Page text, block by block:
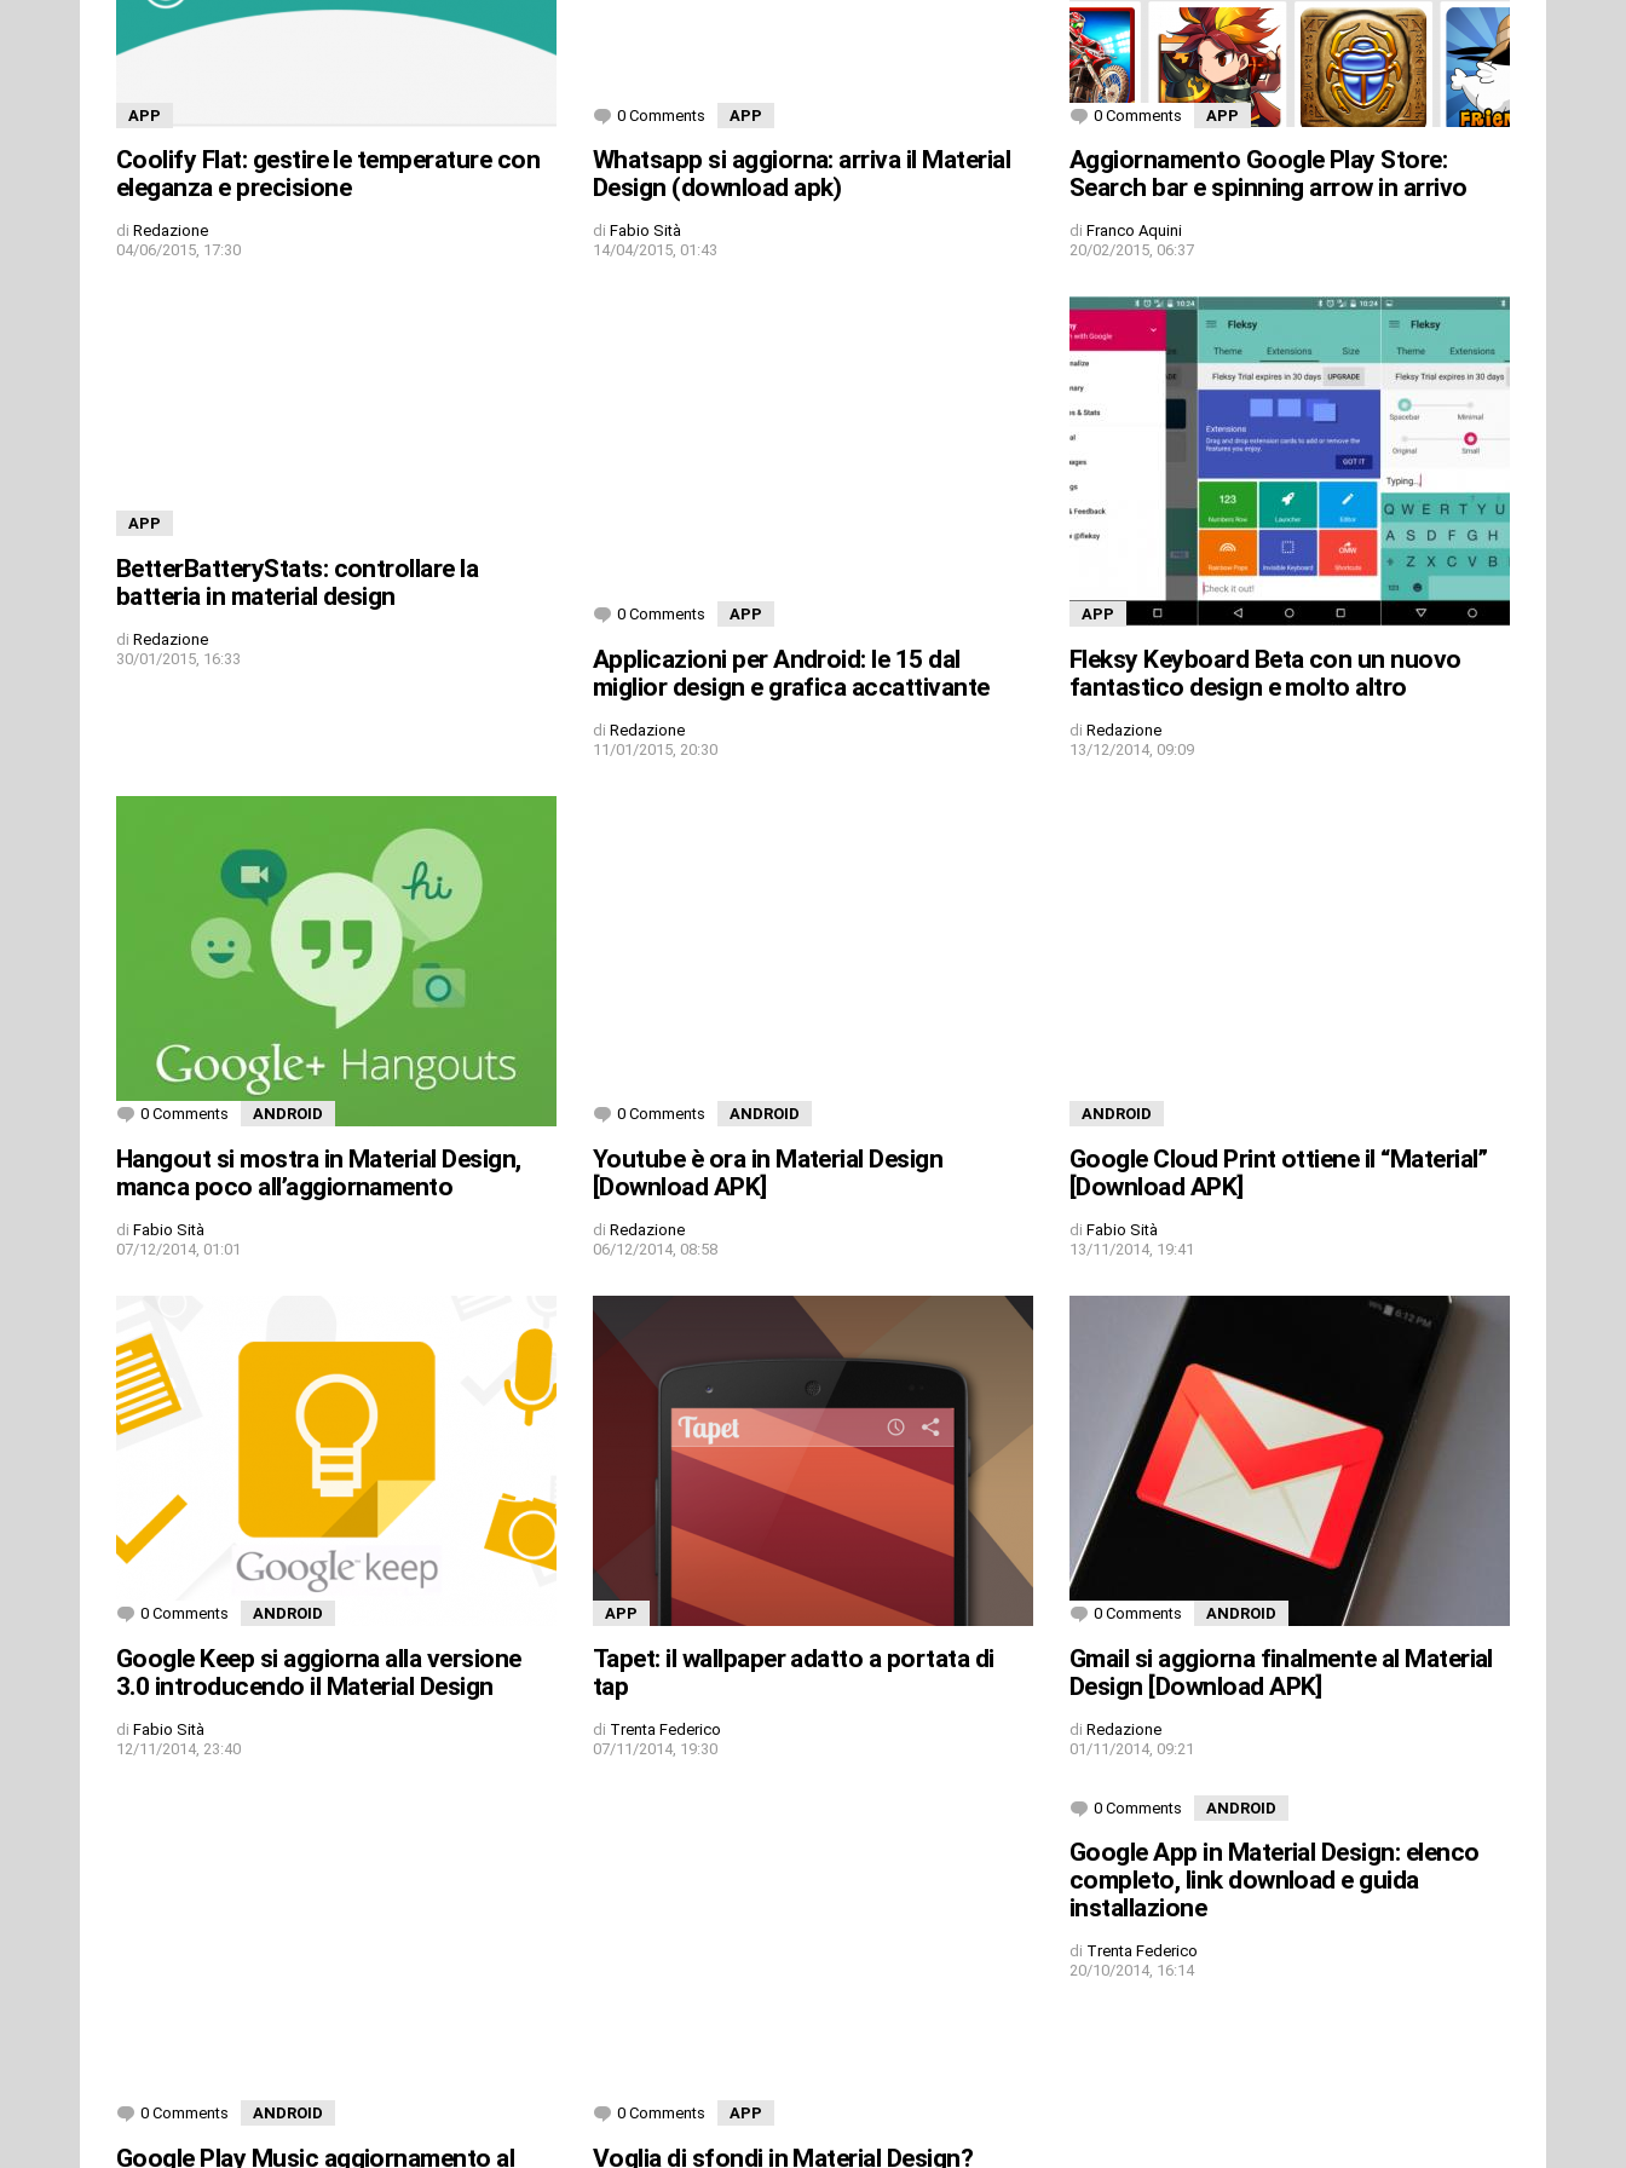
APP
Coolify Flat: gestire le temperature con
eleganza e precisione
di Redazione
04/06/2015, 17:30
0 Comments APP
Whatsapp si aggiorna: arriva il Material
Design (download apk)
di Fabio Sità
14/04/2015, 01:43
0 Comments APP
Aggiornamento Google Play Store:
Search bar e spinning arrow in arrivo
di Franco Aquini
20/02/2015, 06:37
APP
BetterBatteryStats: controllare la
batteria in material design
di Redazione
30/01/2015, 16:33
0 Comments APP
Applicazioni per Android: le 15 dal
miglior design e grafica accattivante
di Redazione
11/01/2015, 20:30
APP
Fleksy Keyboard Beta con un nuovo
fantastico design e molto altro
di Redazione
13/12/2014, 09:09
0 Comments ANDROID
Hangout si mostra in Material Design,
manca poco all’aggiornamento
di Fabio Sità
07/12/2014, 01:01
0 Comments ANDROID
Youtube è ora in Material Design
[Download APK]
di Redazione
06/12/2014, 08:58
ANDROID
Google Cloud Print ottiene il “Material”
[Download APK]
di Fabio Sità
13/11/2014, 19:41
0 Comments ANDROID
Google Keep si aggiorna alla versione
3.0 introducendo il Material Design
di Fabio Sità
12/11/2014, 23:40
APP
Tapet: il wallpaper adatto a portata di
tap
di Trenta Federico
07/11/2014, 19:30
0 Comments ANDROID
Gmail si aggiorna finalmente al Material
Design [Download APK]
di Redazione
01/11/2014, 09:21
0 Comments ANDROID
Google Play Music aggiornamento al
0 Comments APP
Voglia di sfondi in Material Design?
0 Comments ANDROID
Google App in Material Design: elenco
completo, link download e guida
installazione
di Trenta Federico
20/10/2014, 16:14